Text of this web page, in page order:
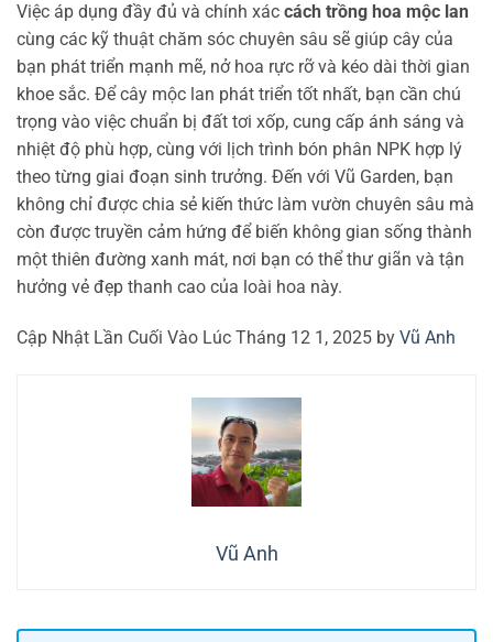
Việc áp dụng đầy đủ và chính xác cách trồng hoa mộc lan
cùng các kỹ thuật chăm sóc chuyên sâu sẽ giúp cây của
bạn phát triển mạnh mẽ, nở hoa rực rỡ và kéo dài thời gian
khoe sắc. Để cây mộc lan phát triển tốt nhất, bạn cần chú
trọng vào việc chuẩn bị đất tơi xốp, cung cấp ánh sáng và
nhiệt độ phù hợp, cùng với lịch trình bón phân NPK hợp lý
theo từng giai đoạn sinh trưởng. Đến với Vũ Garden, bạn
không chỉ được chia sẻ kiến thức làm vườn chuyên sâu mà
còn được truyền cảm hứng để biến không gian sống thành
một thiên đường xanh mát, nơi bạn có thể thư giãn và tận
hưởng vẻ đẹp thanh cao của loài hoa này.
Cập Nhật Lần Cuối Vào Lúc Tháng 12 1, 2025 by Vũ Anh
Vũ Anh